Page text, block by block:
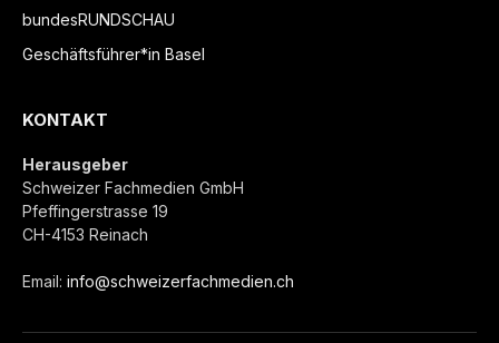
bundesRUNDSCHAU
Geschäftsführer*in Basel
KONTAKT
Herausgeber
Schweizer Fachmedien GmbH
Pfeffingerstrasse 19
CH-4153 Reinach
Email: info@schweizerfachmedien.ch